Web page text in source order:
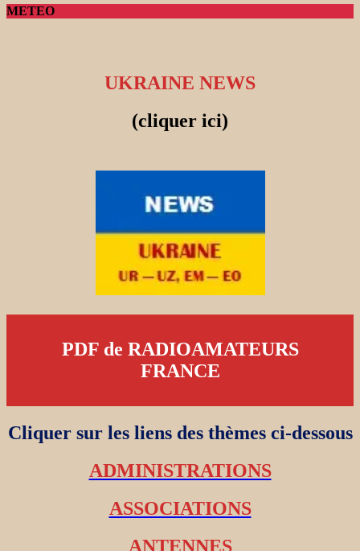
METEO
UKRAINE NEWS
(cliquer ici)
PDF de RADIOAMATEURS
FRANCE
Cliquer sur les liens des thèmes ci-dessous
ADMINISTRATIONS
ASSOCIATIONS
ANTENNES